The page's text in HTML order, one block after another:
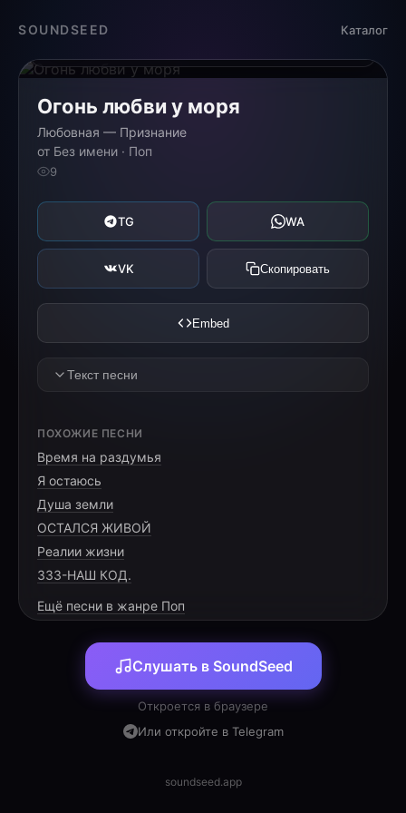
SOUNDSEED Каталог
Огонь любви у моря
Любовная — Признание
от Без имени · Поп
9
TG WA
VK Скопировать
Embed
Текст песни
Мы встретились в шумной толпе,
Ты даришь свой свет только мне.
Внутри горит яркий огонь,
[PRE-CHORUS]
Мир стал цветным и иным,
Всё стало вдруг дорогим.
Сердце стучит в унисон,
ПОХОЖИЕ ПЕСНИ
Время на раздумья
Я остаюсь
Душа земли
ОСТАЛСЯ ЖИВОЙ
Реалии жизни
333-НАШ КОД.
Ещё песни в жанре Поп
Слушать в SoundSeed
Откроется в браузере
Или откройте в Telegram
soundseed.app